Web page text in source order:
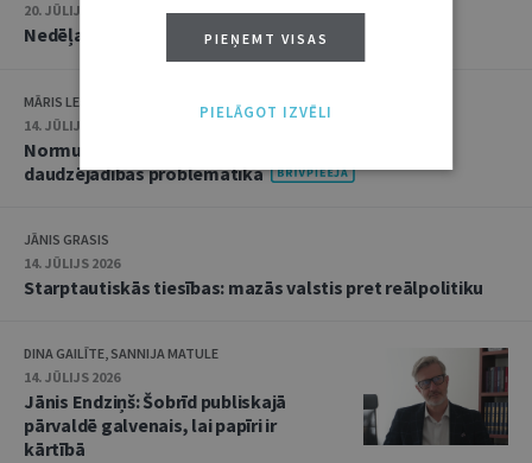
20. JŪLIJS 2026 • 16:05
Nedēļas notikumu apskats: 13.–17. jūlijs
MĀRIS LEJA
14. JŪLIJS 2026
Normu konkurences un noziedzīgu nodarījumu
daudzējādības problemātika
JĀNIS GRASIS
14. JŪLIJS 2026
Starptautiskās tiesības: mazās valstis pret reālpolitiku
DINA GAILĪTE, SANNIJA MATULE
14. JŪLIJS 2026
Jānis Endziņš: Šobrīd publiskajā
pārvaldē galvenais, lai papīri ir
kārtībā
PIEŅEMT VISAS
PIELĀGOT IZVĒLI